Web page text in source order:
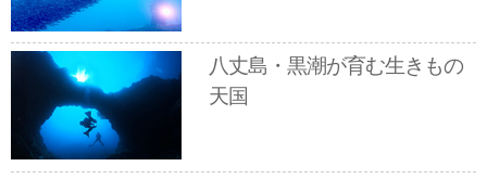
八丈島・黒潮が育む生きもの
天国